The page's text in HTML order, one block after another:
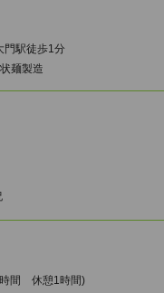
門駅徒歩1分
麺製造
間 休憩1時間)